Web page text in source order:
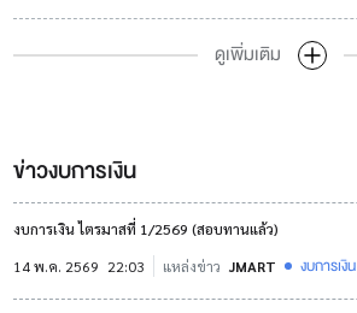
ดูเพิ่มเติม
ข่าวงบการเงิน
งบการเงิน ไตรมาสที่ 1/2569 (สอบทานแล้ว)
14 พ.ค. 2569 22:03 แหล่งข่าว JMART งบการเงิน